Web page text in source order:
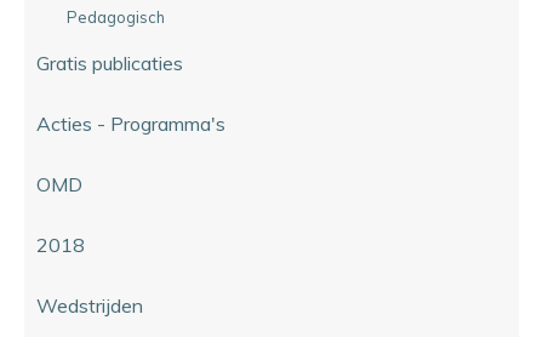
Pedagogisch
Gratis publicaties
Acties - Programma's
OMD
2018
Wedstrijden